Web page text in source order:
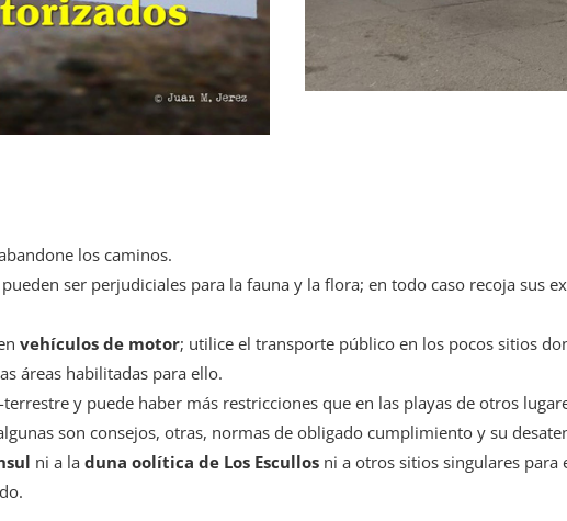
los caminos.
ser perjudiciales para la fauna y la flora; en todo caso recoja sus
vehículos de motor; utilice el transporte público en los pocos sitios
áreas habilitadas para ello.
y puede haber más restricciones que en las playas de otros
son consejos, otras, normas de obligado cumplimiento y su
ni a laduna oolítica de Los Escullos ni a otros sitios singulares